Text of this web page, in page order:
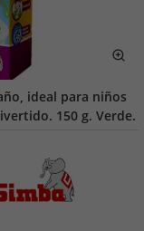
ideal para niños
150 g. Verde.